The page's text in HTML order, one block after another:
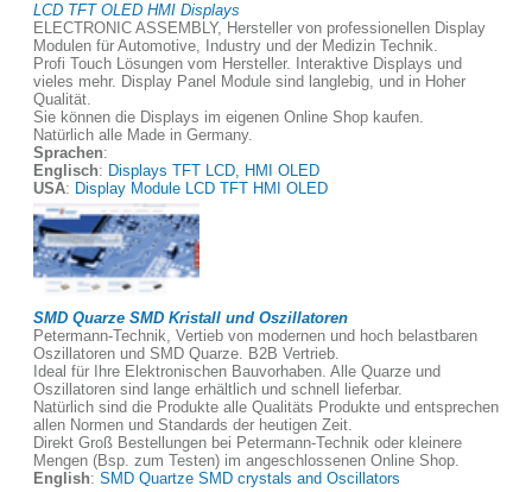
LCD TFT OLED HMI Displays
ELECTRONIC ASSEMBLY, Hersteller von professionellen Display
Modulen für Automotive, Industry und der Medizin Technik.
Profi Touch Lösungen vom Hersteller. Interaktive Displays und
vieles mehr. Display Panel Module sind langlebig, und in Hoher
Qualität.
Sie können die Displays im eigenen Online Shop kaufen.
Natürlich alle Made in Germany.
Sprachen:
Englisch: Displays TFT LCD, HMI OLED
USA: Display Module LCD TFT HMI OLED
SMD Quarze SMD Kristall und Oszillatoren
Petermann-Technik, Vertieb von modernen und hoch belastbaren
Oszillatoren und SMD Quarze. B2B Vertrieb.
Ideal für Ihre Elektronischen Bauvorhaben. Alle Quarze und
Oszillatoren sind lange erhältlich und schnell lieferbar.
Natürlich sind die Produkte alle Qualitäts Produkte und entsprechen
allen Normen und Standards der heutigen Zeit.
Direkt Groß Bestellungen bei Petermann-Technik oder kleinere
Mengen (Bsp. zum Testen) im angeschlossenen Online Shop.
English: SMD Quartze SMD crystals and Oscillators